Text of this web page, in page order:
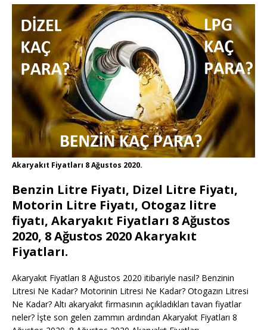
Akaryakıt Fiyatları 8 Ağustos 2020.
Benzin Litre Fiyatı, Dizel Litre Fiyatı,
Motorin Litre Fiyatı, Otogaz litre
fiyatı, Akaryakıt Fiyatları 8 Ağustos
2020, 8 Ağustos 2020 Akaryakıt
Fiyatları.
Akaryakıt Fiyatları 8 Ağustos 2020 itibariyle nasıl? Benzinin
Litresi Ne Kadar? Motorinin Litresi Ne Kadar? Otogazın Litresi
Ne Kadar? Altı akaryakıt firmasının açıkladıkları tavan fiyatlar
neler? İşte son gelen zammın ardından Akaryakıt Fiyatları 8